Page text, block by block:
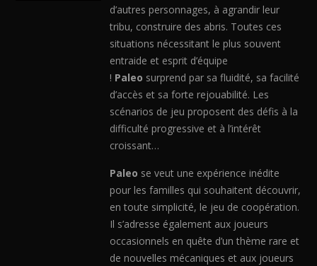
d’autres personnages, à agrandir leur
tribu, construire des abris. Toutes ces
situations nécessitant le plus souvent
entraide et esprit d’équipe
! Paleo surprend par sa fluidité, sa facilité
d’accès et sa forte rejouabilité. Les
scénarios de jeu proposent des défis à la
difficulté progressive et à l’intérêt
croissant…
Paleo se veut une expérience inédite
pour les familles qui souhaitent découvrir,
en toute simplicité, le jeu de coopération.
Il s’adresse également aux joueurs
occasionnels en quête d’un thème rare et
de nouvelles mécaniques et aux joueurs